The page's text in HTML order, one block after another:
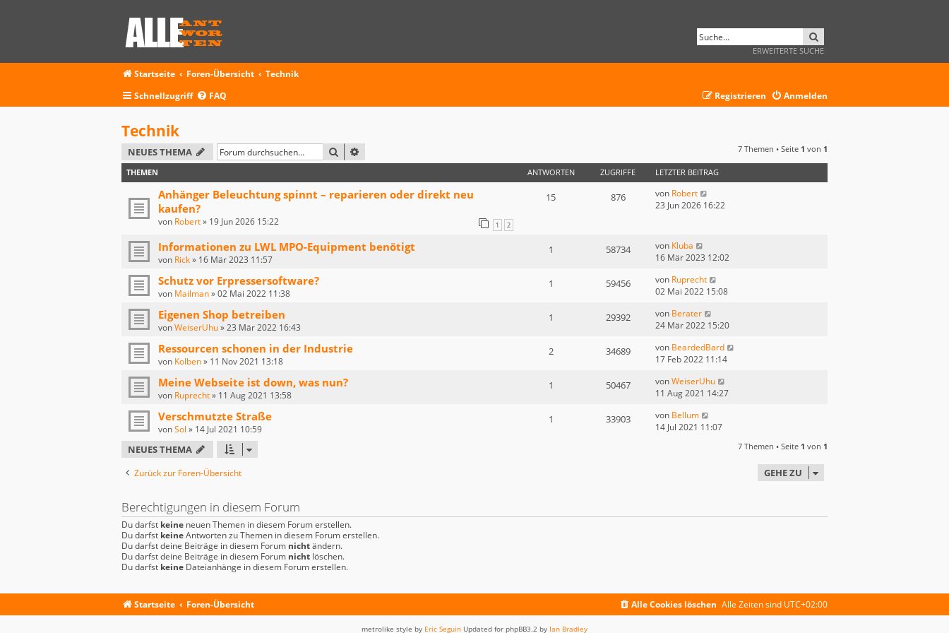
ERWEITERTE SUCHE
Startseite Foren-Übersicht
Technik
Schnellzugriff
FAQ Anmelden
Registrieren
Technik
NEUES THEMA SUCHE 7 Themen • Seite 1 von 1
THEMEN ANTWORTEN ZUGRIFFE LETZTER BEITRAG
Anhänger Beleuchtung spinnt – reparieren oder direkt neu
kaufen?
von Robert» 19 Jun 2026 15:22 1 2
15 876 von Robert
23 Jun 2026 16:22
Informationen zu LWL MPO-Equipment benötigt
von Rick» 16 Mär 2023 11:57
1 58734 von Kluba
16 Mär 2023 12:02
Schutz vor Erpressersoftware?
von Mailman»02 Mai 2022 11:38
1 59456 von Ruprecht
02 Mai 2022 15:08
Eigenen Shop betreiben
vonWeiserUhu»23 Mär 2022 16:43
1 29392 von Berater
24 Mär 2022 15:20
Ressourcen schonen in der Industrie
von Kolben» 11 Nov 2021 13:18
2 34689 von BeardedBard
17 Feb 2022 11:14
Meine Webseite ist down, was nun?
von Ruprecht» 11 Aug 2021 13:58
1 50467 vonWeiserUhu
11 Aug 2021 14:27
Verschmutzte Straße
vonSol » 14 Jul 2021 10:59
1 33903 von Bellum
14 Jul 2021 11:07
NEUES THEMA 7 Themen • Seite 1 von 1
Zurück zur Foren-Übersicht GEHE ZU
Berechtigungen in diesem Forum
Du darfst keine neuen Themen in diesem Forum erstellen.
Du darfst keineAntworten zu Themen in diesem Forum erstellen.
Du darfst deine Beiträge in diesem Forum nichtändern.
Du darfst deine Beiträge in diesem Forum nicht löschen.
Du darfst keine Dateianhänge in diesem Forum erstellen.
Startseite Foren-Übersicht Alle Zeiten sind UTC+02:00
Alle Cookies löschen
metrolike style by Eric Seguin Updated for phpBB3.2 by Ian Bradley